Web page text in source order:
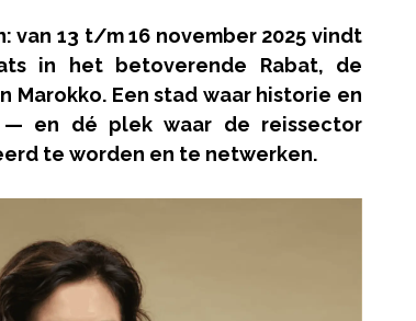
van 13 t/m 16 november 2025 vindt
in het betoverende Rabat, de
Marokko. Een stad waar historie en
— en dé plek waar de reissector
te worden en te netwerken.